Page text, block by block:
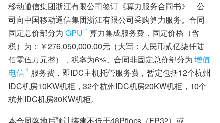
移动通信集团浙江有限公司签订《算力服务合同书》，公
司向中国移动通信集团浙江有限公司采购算力服务。合同
固定总价部分为 GPU
算力集成服务费，固定价格（含
税）为：￥276,050,000.00元（大写：人民币贰亿柒仟陆
佰零伍万元整），税率为6%。合同非固定总价部分为 增值
电信
服务费，即IDC主机托管服务费，暂定包括12个杭州
IDC机房10KW机柜，32个杭州IDC机房20KW机柜，10个
杭州IDC机房30KW机柜。
本合同落地后预计搭建不低于48Pflops（FP32）或